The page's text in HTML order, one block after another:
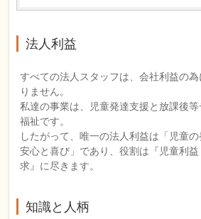
法人利益
すべての法人スタッフは、会社利益の
りません。
私達の事業は、児童発達支援と放課後
福祉です。
したがって、唯一の法人利益は「児童
安心と喜び」であり、役割は『児童利
求』に尽きます。
知識と人柄